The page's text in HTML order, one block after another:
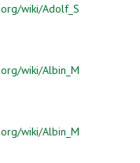
wiki/Adolf_S
wiki/Albin_M
wiki/Albin_M